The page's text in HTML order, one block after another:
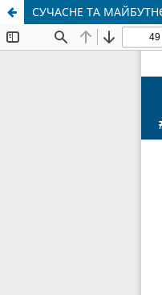
СУЧАСНЕ ТА